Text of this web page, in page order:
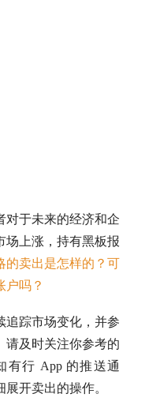
对于未来的经济和企
场上涨，持有黑板报
的卖出是怎样的？可
户吗？
追踪市场变化，并参
请及时关注你参考的
有行 App 的推送通
开卖出的操作。